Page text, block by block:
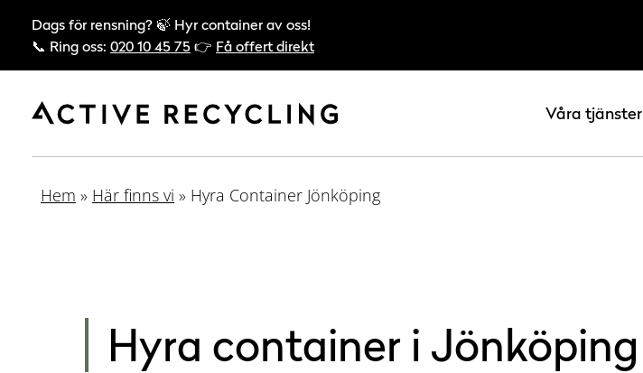
Dags för rensning? 🍃 Hyr container av oss!
📞 Ring oss: 020 10 45 75 👉 Få offert direkt
Våra tjänster
Hem » Här finns vi » Hyra Container Jönköping
Hyra container i Jönköping